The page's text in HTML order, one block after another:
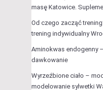
masę Katowice.
Od czego zacząć
trening indywidualny
Aminokwas endogenny
dawkowanie
Wyrzeźbione ciało –
modelowanie sylwetki